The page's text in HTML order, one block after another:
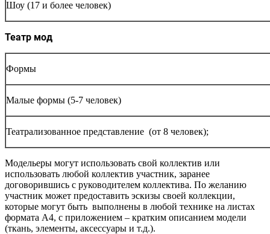
Шоу (17 и более человек)
Театр мод
Формы
Малые формы (5-7 человек)
Театрализованное представление (от 8 человек);
Модельеры могут использовать свой коллектив или
использовать любой коллектив участник, заранее
договорившись с руководителем коллектива. По желанию
участник может предоставить эскизы своей коллекции,
которые могут быть выполнены в любой технике на листах
формата А4, с приложением – кратким описанием модели
(ткань, элементы, аксессуары и т.д.).